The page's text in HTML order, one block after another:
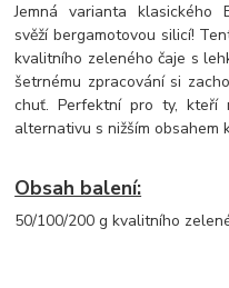
Jemná varianta
svěží bergamotovou silicí!
kvalitního zeleného čaje s
šetrnému zpracování si
chuť. Perfektní pro ty, kteří
alternativu s nižším obsahem
Obsah balení:
50/100/200 g kvalitního